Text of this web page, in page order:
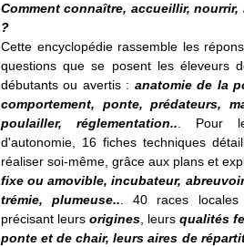
Comment connaître, accueillir,
?
Cette encyclopédie rassemble les
questions que se posent les éleveurs
débutants ou avertis : anatomie de la
comportement, ponte, prédateurs,
poulailler, réglementation... Pour
d'autonomie, 16 fiches techniques
réaliser soi-même, grâce aux plans et
fixe ou amovible, incubateur,
trémie, plumeuse... 40 races locales
précisant leurs origines, leurs qualités
ponte et de chair, leurs aires de